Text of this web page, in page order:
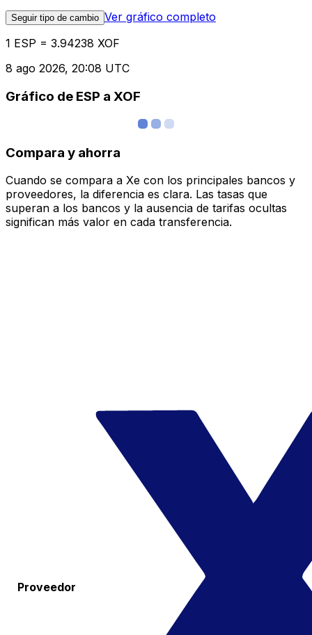
Seguir tipo de cambio Ver gráfico completo
1 ESP = 3.94238 XOF
8 ago 2026, 20:08 UTC
Gráfico de ESP a XOF
Compara y ahorra
Cuando se compara a Xe con los principales bancos y
proveedores, la diferencia es clara. Las tasas que
superan a los bancos y la ausencia de tarifas ocultas
significan más valor en cada transferencia.
Proveedor